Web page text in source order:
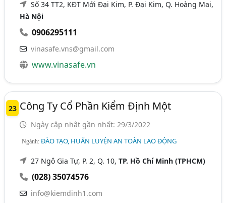
Số 34 TT2, KĐT Mới Đại Kim, P. Đại Kim, Q. Hoàng Mai,
Hà Nội
0906295111
vinasafe.vns@gmail.com
www.vinasafe.vn
23 Công Ty Cổ Phần Kiểm Định Một
Ngày cập nhật gần nhất: 29/3/2022
Ngành:ĐÀO TẠO, HUẤN LUYỆN AN TOÀN LAO ĐỘNG
27 Ngô Gia Tự, P. 2, Q. 10,TP. Hồ Chí Minh (TPHCM)
(028) 35074576
info@kiemdinh1.com